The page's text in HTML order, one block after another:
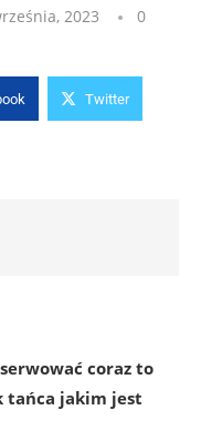
2023
0
Twitter
coraz to
tańca jakim jest